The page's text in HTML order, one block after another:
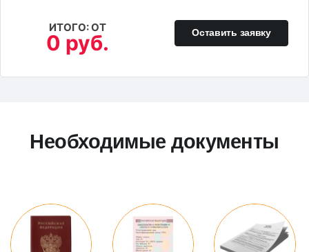
ИТОГО: ОТ
0 руб. Оставить заявку
Необходимые документы